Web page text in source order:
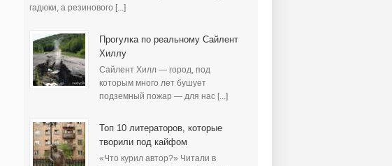
гадюки, а резинового [...]
Прогулка по реальному Сайлент
Хиллу
Сайлент Хилл — город, под
которым много лет бушует
подземный пожар — для нас [...]
Топ 10 литераторов, которые
творили под кайфом
«Что курил автор?» Читали в